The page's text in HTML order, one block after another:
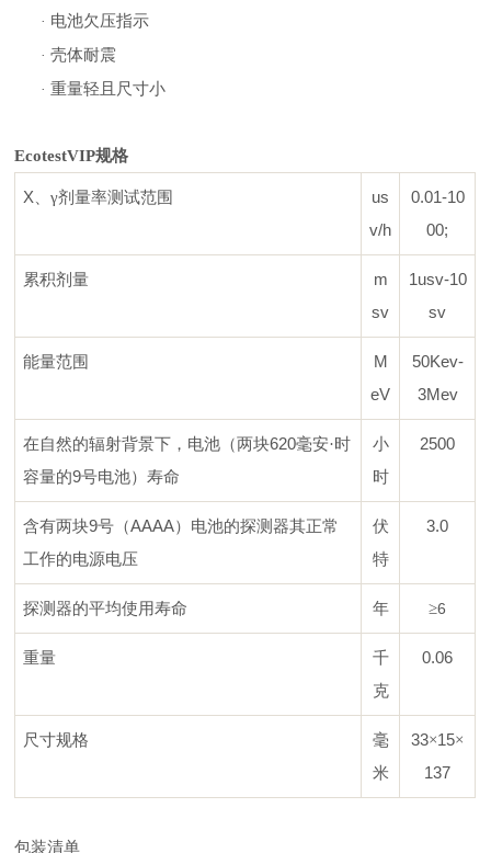
· 电池欠压指示
·壳体耐震
·重量轻且尺寸小
EcotestVIP规格
X 、γ剂量率测试范围
us
v/h
0.01-10
00;
累积剂量
m
sv
1usv-10
sv
能量范围
M
eV
50Kev-
3Mev
在自然的辐射背景下，电池（两块620毫安·时
容量的9号电池）寿命
小
时
2500
含有两块9号（AAAA）电池的探测器其正常
工作的电源电压
伏
特
3.0
探测器的平均使用寿命 年 ≥6
重量
千
克
0.06
尺寸规格
毫
米
33×15×
137
包装清单